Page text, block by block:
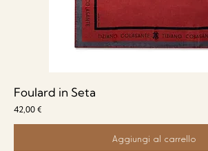
Foulard in Seta
Prezzo
42,00 €
Aggiungi al carrello